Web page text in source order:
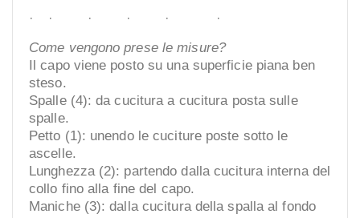
.
. . . .
.
Come vengono prese le misure?
Il capo viene posto su una superficie piana ben
steso.
Spalle (4): da cucitura a cucitura posta sulle
spalle.
Petto (1): unendo le cuciture poste sotto le
ascelle.
Lunghezza (2): partendo dalla cucitura interna del
collo fino alla fine del capo.
Maniche (3): dalla cucitura della spalla al fondo